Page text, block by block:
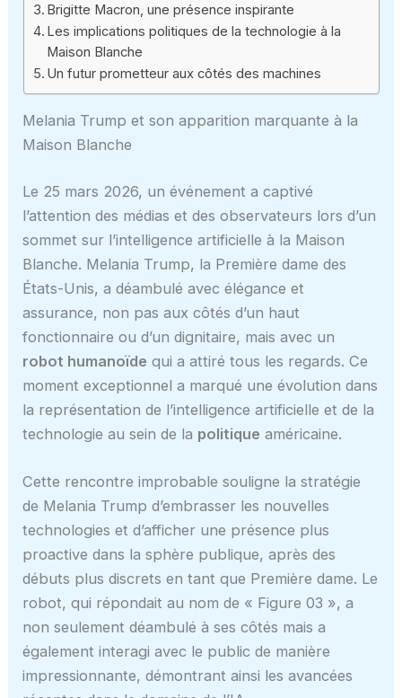
Brigitte Macron, une présence inspirante
Les implications politiques de la technologie à la
Maison Blanche
Un futur prometteur aux côtés des machines
Melania Trump et son apparition marquante à la
Maison Blanche
Le 25 mars 2026, un événement a captivé
l’attention des médias et des observateurs lors d’un
sommet sur l’intelligence artificielle à la Maison
Blanche. Melania Trump, la Première dame des
États-Unis, a déambulé avec élégance et
assurance, non pas aux côtés d’un haut
fonctionnaire ou d’un dignitaire, mais avec un
robot humanoïde qui a attiré tous les regards. Ce
moment exceptionnel a marqué une évolution dans
la représentation de l’intelligence artificielle et de la
technologie au sein de la politique américaine.
Cette rencontre improbable souligne la stratégie
de Melania Trump d’embrasser les nouvelles
technologies et d’afficher une présence plus
proactive dans la sphère publique, après des
débuts plus discrets en tant que Première dame. Le
robot, qui répondait au nom de « Figure 03 », a
non seulement déambulé à ses côtés mais a
également interagi avec le public de manière
impressionnante, démontrant ainsi les avancées